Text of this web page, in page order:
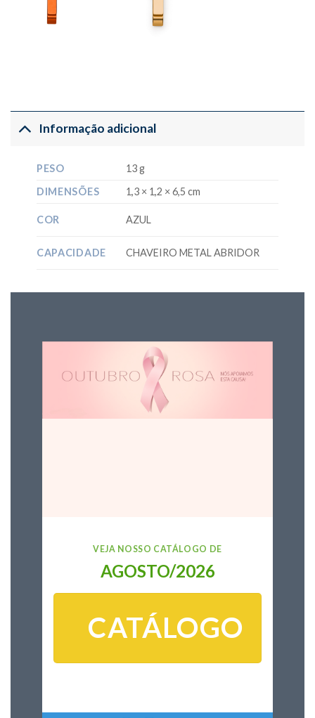
Informação adicional
PESO
13 g
DIMENSÕES
1,3 × 1,2 × 6,5 cm
COR AZUL
CAPACIDADE CHAVEIRO METAL ABRIDOR
VEJA NOSSO CATÁLOGO DE
AGOSTO/2026
CATÁLOGO